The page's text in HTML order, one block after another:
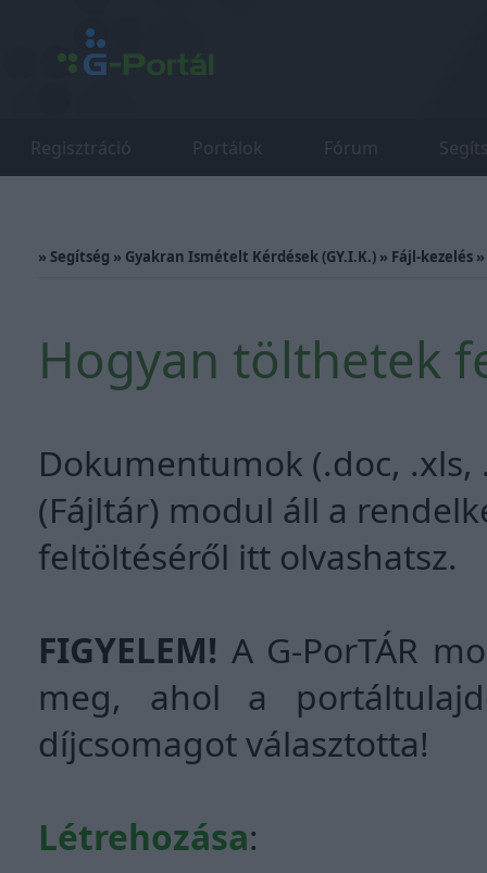
Regisztráció Portálok Fórum
» Segítség » Gyakran Ismételt Kérdések (GY.I.K.) » Fájl-kezelés »
Hogyan tölthetek
Dokumentumok (.doc, .xls,
(Fájltár) modul áll a
feltöltéséről itt olvashatsz.
FIGYELEM! A G-PorTÁR
meg, ahol a
díjcsomagot választotta!
Létrehozása: